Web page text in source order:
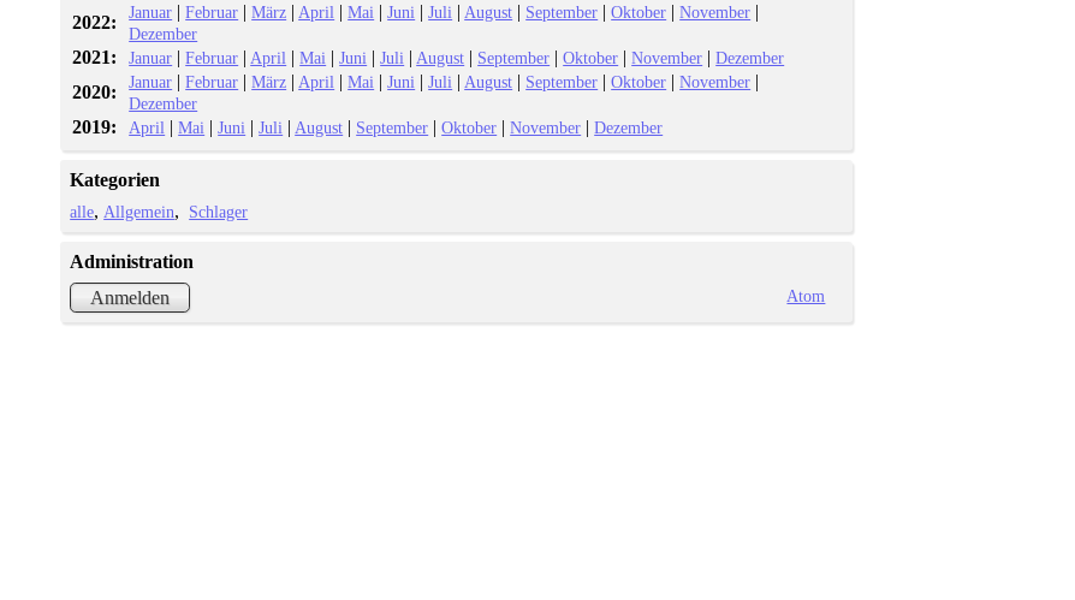
2022: Januar |Februar |März | April |Mai |Juni |Juli | August | September |Oktober |November |
Dezember
2021: Januar |Februar | April |Mai |Juni |Juli | August | September |Oktober |November |Dezember
2020: Januar |Februar |März | April |Mai |Juni |Juli | August | September |Oktober |November |
Dezember
2019: April |Mai |Juni |Juli | August | September |Oktober |November |Dezember
Kategorien
alle Allgemein Schlager
Administration
Anmelden
Atom